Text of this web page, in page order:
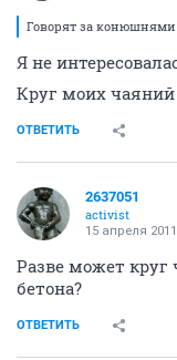
Говорят за конюшнями
Я не
Круг моих
ОТВЕТИТЬ
2637051
activist
15 апреля 2011
Разве может круг
бетона?
ОТВЕТИТЬ